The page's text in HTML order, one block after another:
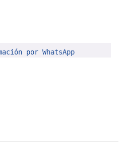
por WhatsApp